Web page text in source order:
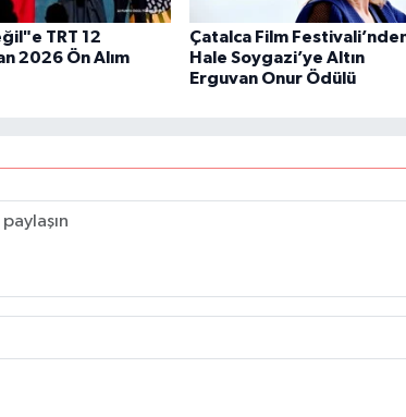
TRT 12
2026 Ön Alım
Çatalca Film
Hale Soygazi’ye Altın
Erguvan Onur Ödülü